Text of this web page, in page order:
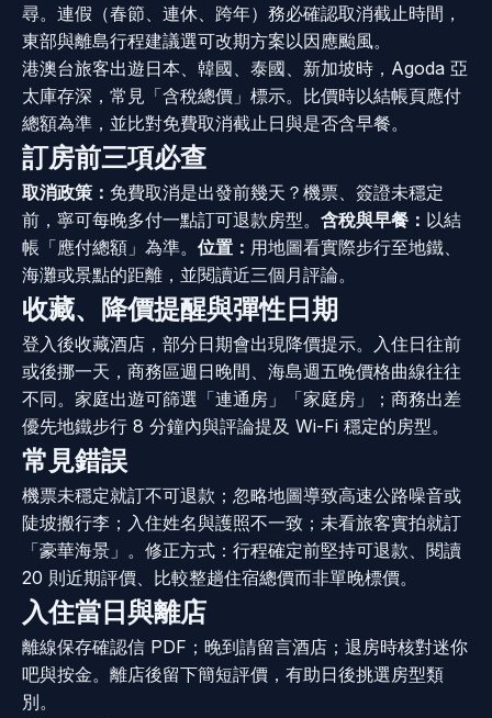
尋。連假（春節、連休、跨年）務必確認取消截止時間，
東部與離島行程建議選可改期方案以因應颱風。
港澳台旅客出遊日本、韓國、泰國、新加坡時，Agoda 亞
太庫存深，常見「含稅總價」標示。比價時以結帳頁應付
總額為準，並比對免費取消截止日與是否含早餐。
訂房前三項必查
取消政策： 免費取消是出發前幾天？機票、簽證未穩定
前，寧可每晚多付一點訂可退款房型。 含稅與早餐： 以結
帳「應付總額」為準。 位置： 用地圖看實際步行至地鐵、
海灘或景點的距離，並閱讀近三個月評論。
收藏、降價提醒與彈性日期
登入後收藏酒店，部分日期會出現降價提示。入住日往前
或後挪一天，商務區週日晚間、海島週五晚價格曲線往往
不同。家庭出遊可篩選「連通房」「家庭房」；商務出差
優先地鐵步行 8 分鐘內與評論提及 Wi-Fi 穩定的房型。
常見錯誤
機票未穩定就訂不可退款；忽略地圖導致高速公路噪音或
陡坡搬行李；入住姓名與護照不一致；未看旅客實拍就訂
「豪華海景」。修正方式：行程確定前堅持可退款、閱讀
20 則近期評價、比較整趟住宿總價而非單晚標價。
入住當日與離店
離線保存確認信 PDF；晚到請留言酒店；退房時核對迷你
吧與按金。離店後留下簡短評價，有助日後挑選房型類
別。